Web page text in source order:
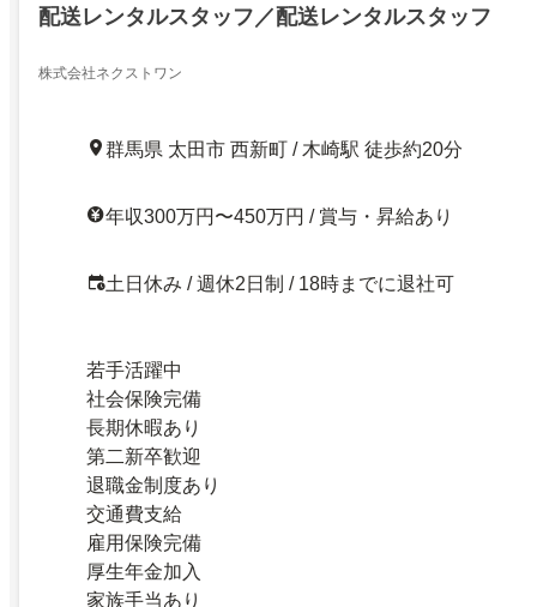
配送レンタルスタッフ／配送レンタルスタッフ
株式会社ネクストワン
群馬県 太田市 西新町 / 木崎駅 徒歩約20分
年収300万円〜450万円 / 賞与・昇給あり
土日休み / 週休2日制 / 18時までに退社可
若手活躍中
社会保険完備
長期休暇あり
第二新卒歓迎
退職金制度あり
交通費支給
雇用保険完備
厚生年金加入
家族手当あり